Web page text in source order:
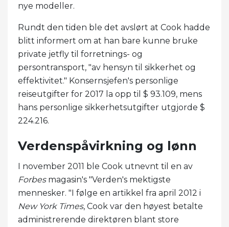
nye modeller.
Rundt den tiden ble det avslørt at Cook hadde
blitt informert om at han bare kunne bruke
private jetfly til forretnings- og
persontransport, "av hensyn til sikkerhet og
effektivitet." Konsernsjefen's personlige
reiseutgifter for 2017 la opp til $ 93.109, mens
hans personlige sikkerhetsutgifter utgjorde $
224.216.
Verdenspåvirkning og lønn
I november 2011 ble Cook utnevnt til en av
Forbesmagasin's "Verden's mektigste
mennesker. "I følge en artikkel fra april 2012 i
New York Times, Cook var den høyest betalte
administrerende direktøren blant store